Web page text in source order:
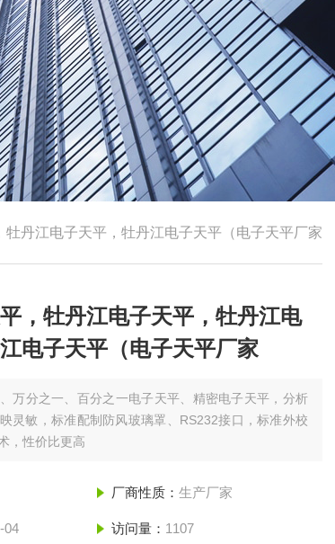
牡丹江电子天平，牡丹江电子天平（电子天平厂家
，牡丹江电子天平，牡丹江电
电子天平（电子天平厂家
万分之一、百分之一电子天平、精密电子天平，分析
灵敏，标准配制防风玻璃罩、RS232接口，标准外校
，性价比更高
厂商性质： 生产厂家
04 访问量： 1107